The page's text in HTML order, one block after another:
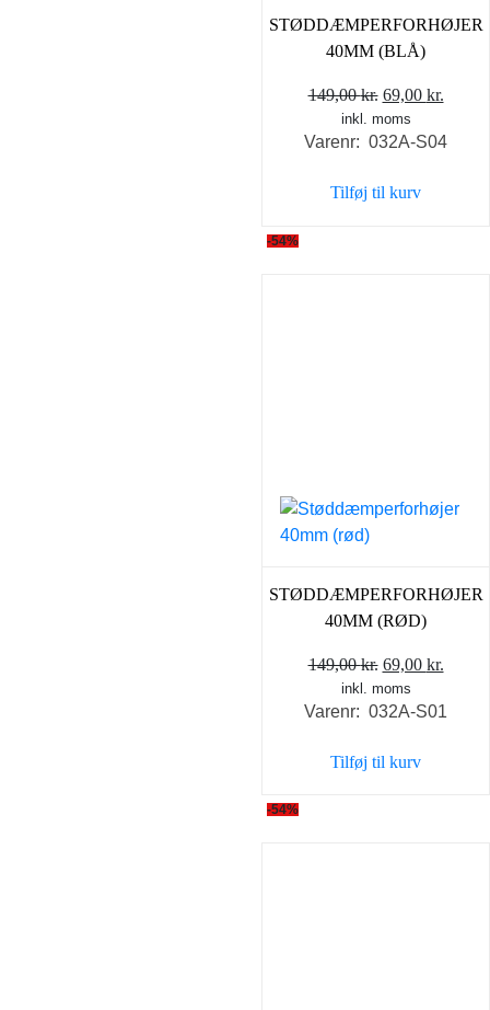
STØDDÆMPERFORHØJER
40MM (BLÅ)
149,00kr. Den
oprindelige
pris
149,00 kr..
69,00 kr.
pris
inkl. moms
Varenr: 032A-S04
Tilføj til kurv
-54%
STØDDÆMPERFORHØJER
40MM (RØD)
149,00kr. Den
oprindelige
pris
149,00 kr..
69,00 kr.
pris
inkl. moms
Varenr: 032A-S01
Tilføj til kurv
-54%